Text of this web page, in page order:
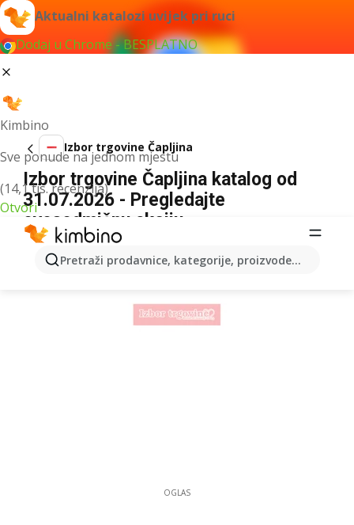
Aktualni katalozi uvijek pri ruci
Dodaj u Chrome - BESPLATNO
Kimbino
Sve ponude na jednom mjestu
(14,1 tis. recenzija)
Otvori
Pretraži prodavnice, kategorije, proizvode...
Izbor trgovine Čapljina
Izbor trgovine Čapljina katalog od
31.07.2026 - Pregledajte
ovosedmičnu akciju
OGLAS